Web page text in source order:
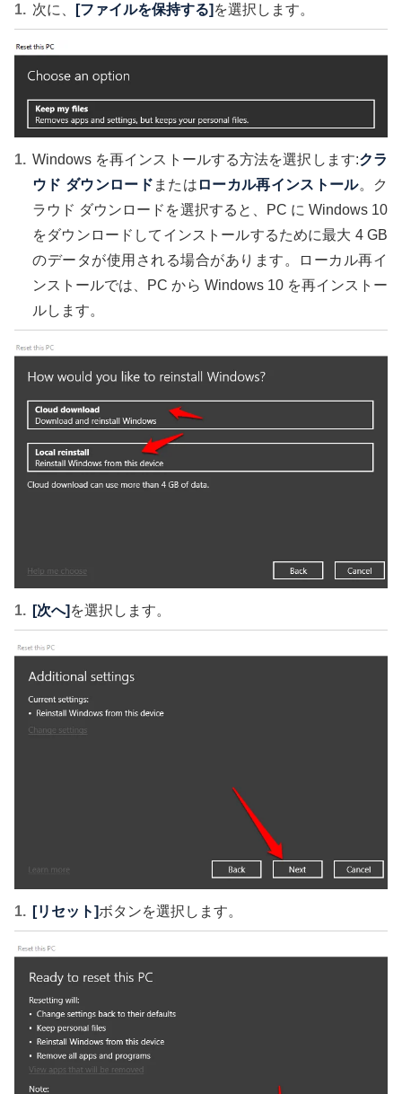
次に、 [ファイルを保持する] を選択します。
Windows を再インストールする方法を選択します:クラ
ウド ダウンロード または ローカル再インストール。ク
ラウド ダウンロードを選択すると、PC に Windows 10
をダウンロードしてインストールするために最大 4 GB
のデータが使用される場合があります。ローカル再イ
ンストールでは、PC から Windows 10 を再インストー
ルします。
[次へ] を選択します。
[リセット]ボタンを選択します。